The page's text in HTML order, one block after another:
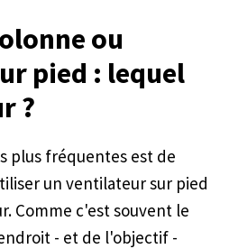
ou
pied : lequel
?
plus fréquentes est de
un ventilateur sur pied
Comme c'est souvent le
- et de l'objectif -